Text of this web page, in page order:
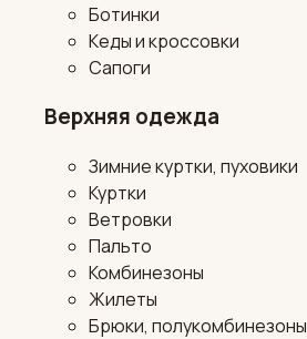
Ботинки
Кеды и кроссовки
Сапоги
Верхняя одежда
Зимние куртки, пуховики
Куртки
Ветровки
Пальто
Комбинезоны
Жилеты
Брюки, полукомбинезоны